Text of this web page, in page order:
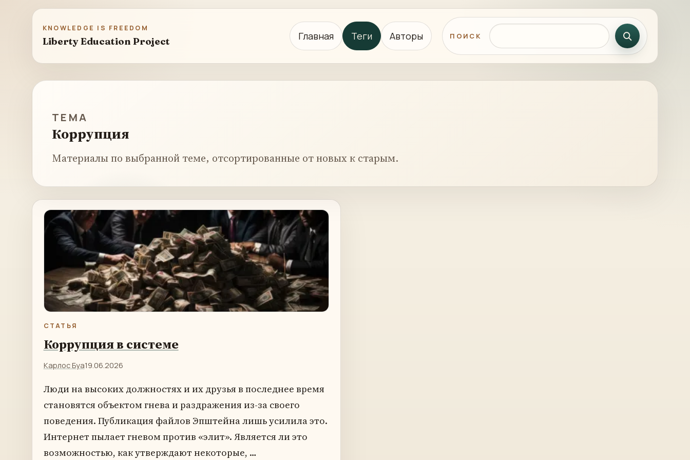
KNOWLEDGE IS FREEDOM
Liberty Education Project Главная Теги Авторы ПОИСК Поиск по сайту
ТЕМА
Коррупция
Материалы по выбранной теме, отсортированные от новых к старым.
СТАТЬЯ
Коррупция в системе
Карлос Буа19.06.2026
Люди на высоких должностях и их друзья в последнее время
становятся объектом гнева и раздражения из-за своего
поведения. Публикация файлов Эпштейна лишь усилила это.
Интернет пылает гневом против «элит». Является ли это
возможностью, как утверждают некоторые, …